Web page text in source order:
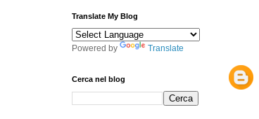
Translate My Blog
Powered by Translate
Cerca nel blog